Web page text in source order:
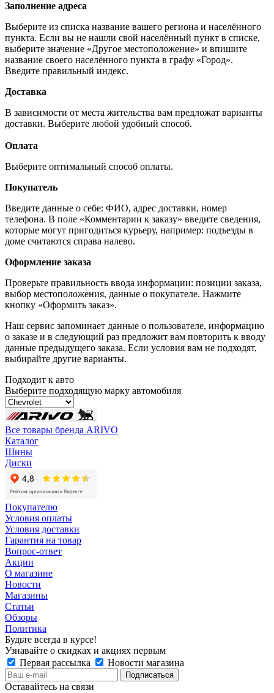
Заполнение адреса
Выберите из списка название вашего региона и населённого
пункта. Если вы не нашли свой населённый пункт в списке,
выберите значение «Другое местоположение» и впишите
название своего населённого пункта в графу «Город».
Введите правильный индекс.
Доставка
В зависимости от места жительства вам предложат варианты
доставки. Выберите любой удобный способ.
Оплата
Выберите оптимальный способ оплаты.
Покупатель
Введите данные о себе: ФИО, адрес доставки, номер
телефона. В поле «Комментарии к заказу» введите сведения,
которые могут пригодиться курьеру, например: подъезды в
доме считаются справа налево.
Оформление заказа
Проверьте правильность ввода информации: позиции заказа,
выбор местоположения, данные о покупателе. Нажмите
кнопку «Оформить заказ».
Наш сервис запоминает данные о пользователе, информацию
о заказе и в следующий раз предложит вам повторить к вводу
данные предыдущего заказа. Если условия вам не подходят,
выбирайте другие варианты.
Подходит к авто
Выберите подходящую марку автомобиля
Все товары бренда ARIVO
Каталог
Шины
Диски
Покупателю
Условия оплаты
Условия доставки
Гарантия на товар
Вопрос-ответ
Акции
О магазине
Новости
Магазины
Статьи
Обзоры
Политика
Будьте всегда в курсе!
Узнавайте о скидках и акциях первым
Первая рассылка
Новости магазина
Оставайтесь на связи